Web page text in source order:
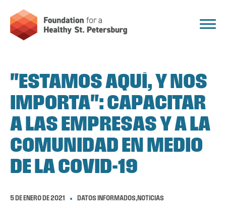
"ESTAMOS AQUÍ, Y NOS
IMPORTA": CAPACITAR
A LAS EMPRESAS Y A LA
COMUNIDAD EN MEDIO
DE LA COVID-19
5 DE ENERO DE 2021 DATOS INFORMADOS,NOTICIAS